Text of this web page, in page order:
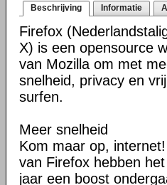
Beschrijving Informatie
Firefox
X) is een opensource
van Mozilla om met
snelheid, privacy en
surfen.
Meer snelheid
Kom maar op,
van Firefox hebben
jaar een boost